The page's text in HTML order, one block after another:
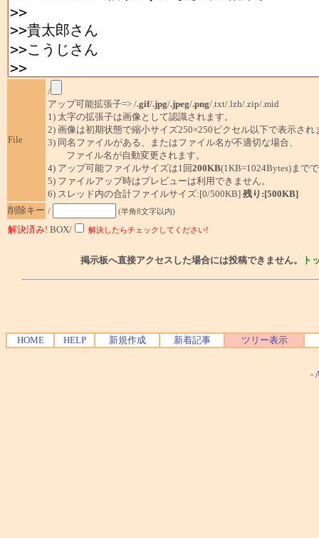
File
/
アップ可能拡張子=> /.gif/.jpg/.jpeg/.png/.txt/.lzh/.zip/.mid
1) 太字の拡張子は画像として認識されます。
2) 画像は初期状態で縮小サイズ250×250ピクセル以下で表示され
3) 同名ファイルがある、またはファイル名が不適切な場合、
ファイル名が自動変更されます。
4) アップ可能ファイルサイズは1回200KB(1KB=1024Bytes)まで
5) ファイルアップ時はプレビューは利用できません。
6) スレッド内の合計ファイルサイズ:[0/500KB] 残り:[500KB]
削除キー / (半角8文字以内)
解決済み! BOX/ 解決したらチェックしてください!
掲示板へ直接アクセスした場合には投稿できません。 ト
HOME HELP 新規作成 新着記事 ツリー表示
-